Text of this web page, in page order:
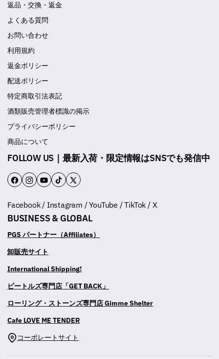
返品・交換・返金
よくある質問
お問い合わせ
利用規約
返金ポリシー
配送ポリシー
特定商取引法表記
酒類販売管理者標識の掲示
プライバシーポリシー
商品について
FOLLOW US｜最新入荷・限定情報はSNSでも発信中
F
c
e
b
o
k
I
s
t
a
a
m
Y
u
T
u
T
k
T
o
T
i
t
t
Facebook / Instagram / YouTube / TikTok / X
BUSINESS & GLOBAL
PGS パートナー（Affiliates）
卸販売サイト
International Shipping!
ビートルズ専門店「GET BACK」
ローリング・ストーンズ専門店 Gimme Shelter
Cafe LOVE ME TENDER
コーポレートサイト